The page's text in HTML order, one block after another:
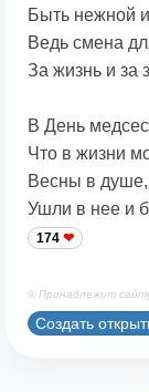
Быть нежной
Ведь смена
За жизнь и за
В День
Что в жизни
Весны в душе,
Ушли в нее и
174
© Принадлежит
Создать